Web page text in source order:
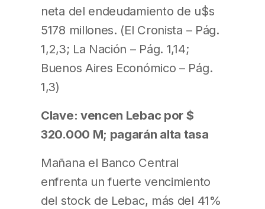
neta del endeudamiento de u$s
5178 millones. (El Cronista – Pág.
1,2,3; La Nación – Pág. 1,14;
Buenos Aires Económico – Pág.
1,3)
Clave: vencen Lebac por $
320.000 M; pagarán alta tasa
Mañana el Banco Central
enfrenta un fuerte vencimiento
del stock de Lebac, más del 41%